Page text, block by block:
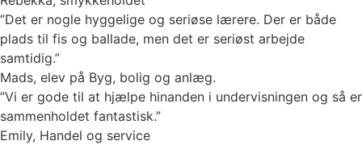
”Det er nogle hyggelige og seriøse lærere. Der er både
plads til fis og ballade, men det er seriøst arbejde
samtidig.”
Mads, elev på Byg, bolig og anlæg.
”Vi er gode til at hjælpe hinanden i undervisningen og så er
sammenholdet fantastisk.”
Emily, Handel og service